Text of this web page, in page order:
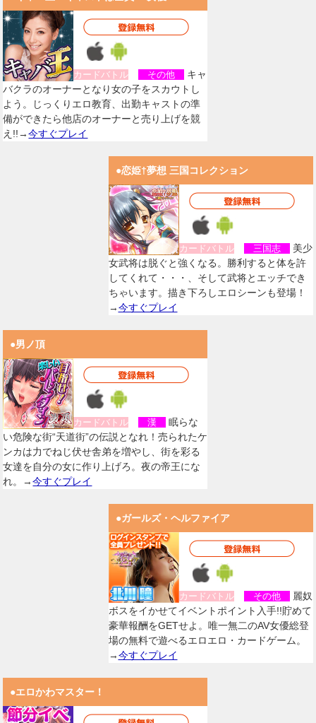
カードバトル その他
キャ
バクラのオーナーとなり女の子をスカウトし
よう。じっくりエロ教育、出勤キャストの準
備ができたら他店のオーナーと売り上げを競
え!!→今すぐプレイ
●恋姫†夢想 三国コレクション
カードバトル 三国志
美少
女武将は脱ぐと強くなる。勝利すると体を許
してくれて・・・、そして武将とエッチでき
ちゃいます。描き下ろしエロシーンも登場！
→今すぐプレイ
●男ノ頂
カードバトル 漢
眠らな
い危険な街“天道街”の伝説となれ！売られたケ
ンカは力でねじ伏せ舎弟を増やし、街を彩る
女達を自分の女に作り上げろ。夜の帝王にな
れ。→今すぐプレイ
●ガールズ・ヘルファイア
カードバトル その他
麗奴
ボスをイかせてイベントポイント入手!!貯めて
豪華報酬をGETせよ。唯一無二のAV女優総登
場の無料で遊べるエロエロ・カードゲーム。
→今すぐプレイ
●エロかわマスター！